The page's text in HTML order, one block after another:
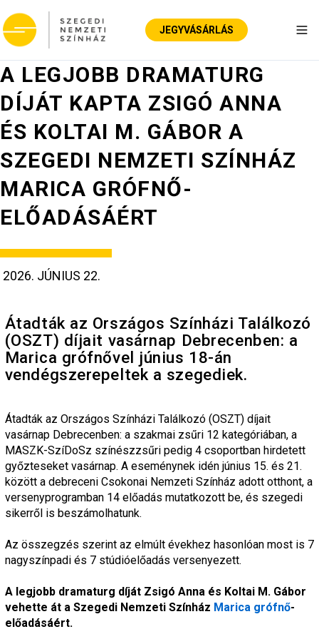
JEGYVÁSÁRLÁS
A LEGJOBB DRAMATURG
DÍJÁT KAPTA ZSIGÓ ANNA
ÉS KOLTAI M. GÁBOR A
SZEGEDI NEMZETI SZÍNHÁZ
MARICA GRÓFNŐ-
ELŐADÁSÁÉRT
2026. JÚNIUS 22.
Átadták az Országos Színházi Találkozó
(OSZT) díjait vasárnap Debrecenben: a
Marica grófnővel június 18-án
vendégszerepeltek a szegediek.
Átadták az Országos Színházi Találkozó (OSZT) díjait
vasárnap Debrecenben: a szakmai zsűri 12 kategóriában, a
MASZK-SzíDoSz színészzsűri pedig 4 csoportban hirdetett
győzteseket vasárnap. A eseménynek idén június 15. és 21.
között a debreceni Csokonai Nemzeti Színház adott otthont, a
versenyprogramban 14 előadás mutatkozott be, és szegedi
sikerről is beszámolhatunk.
Az összegzés szerint az elmúlt évekhez hasonlóan most is 7
nagyszínpadi és 7 stúdióelőadás versenyezett.
A legjobb dramaturg díját Zsigó Anna és Koltai M. Gábor
vehette át a Szegedi Nemzeti Színház Marica grófnő-
előadásáért.